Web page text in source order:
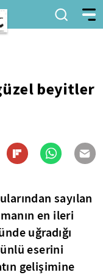
beyitler
sayılan
en ileri
uğradığı
eserini
gelişimine